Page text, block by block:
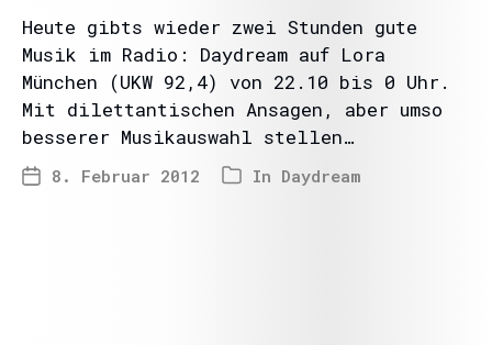
Heute gibts wieder zwei Stunden gute
Musik im Radio: Daydream auf Lora
München (UKW 92,4) von 22.10 bis 0 Uhr.
Mit dilettantischen Ansagen, aber umso
besserer Musikauswahl stellen…
8. Februar 2012 In Daydream